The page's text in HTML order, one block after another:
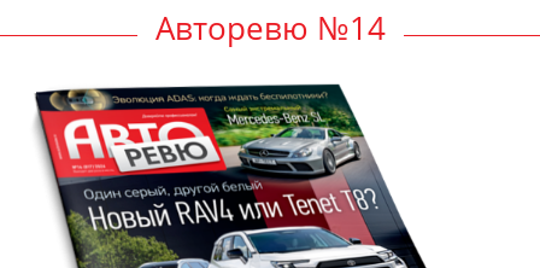
Авторевю №14